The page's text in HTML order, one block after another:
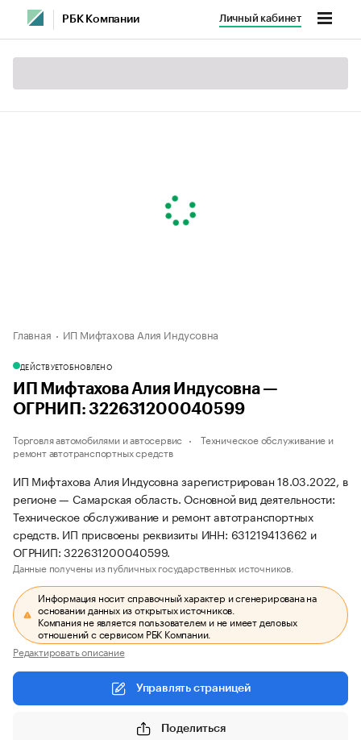
РБК Компании Личный кабинет
Главная ИП Мифтахова Алия Индусовна
ДЕЙСТВУЕТОБНОВЛЕНО
ИП Мифтахова Алия Индусовна —
ОГРНИП: 322631200040599
Торговля автомобилями и автосервис
Техническое обслуживание и
ремонт автотранспортных средств
ИП Мифтахова Алия Индусовна зарегистрирован 18.03.2022, в
регионе — Самарская область. Основной вид деятельности:
Техническое обслуживание и ремонт автотранспортных
средств. ИП присвоены реквизиты ИНН: 631219413662 и
ОГРНИП: 322631200040599.
Данные получены из публичных государственных источников.
Информация носит справочный характер и сгенерирована на
основании данных из открытых источников.
Компания не является пользователем и не имеет деловых
отношений с сервисом РБК Компании.
Редактировать описание
Управлять страницей
Поделиться